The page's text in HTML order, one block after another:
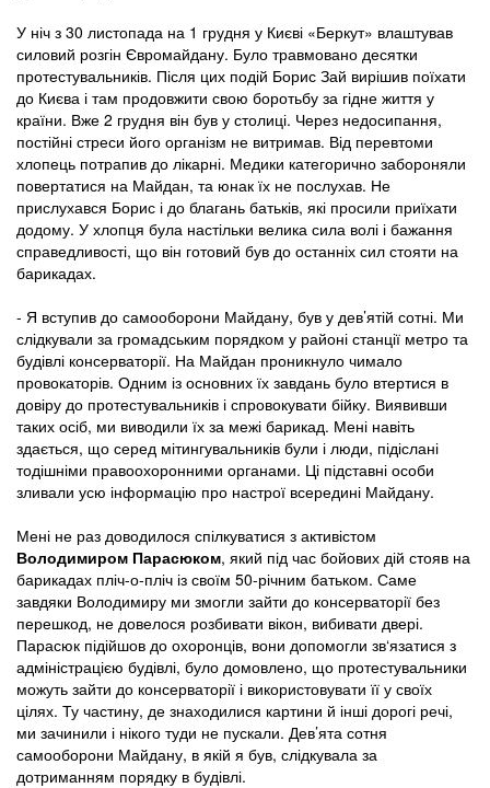
У ніч з 30 листопада на 1 грудня у Києві «Беркут» влаштував
силовий розгін Євромайдану. Було травмовано десятки
протестувальників. Після цих подій Борис Зай вирішив поїхати
до Києва і там продовжити свою боротьбу за гідне життя у
країни. Вже 2 грудня він був у столиці. Через недосипання,
постійні стреси його організм не витримав. Від перевтоми
хлопець потрапив до лікарні. Медики категорично забороняли
повертатися на Майдан, та юнак їх не послухав. Не
прислухався Борис і до благань батьків, які просили приїхати
додому. У хлопця була настільки велика сила волі і бажання
справедливості, що він готовий був до останніх сил стояти на
барикадах.
- Я вступив до самооборони Майдану, був у дев’ятій сотні. Ми
слідкували за громадським порядком у районі станції метро та
будівлі консерваторії. На Майдан проникнуло чимало
провокаторів. Одним із основних їх завдань було втертися в
довіру до протестувальників і спровокувати бійку. Виявивши
таких осіб, ми виводили їх за межі барикад. Мені навіть
здається, що серед мітингувальників були і люди, підіслані
тодішніми правоохоронними органами. Ці підставні особи
зливали усю інформацію про настрої всередині Майдану.
Мені не раз доводилося спілкуватися з активістом
Володимиром Парасюком, який під час бойових дій стояв на
барикадах пліч-о-пліч із своїм 50-річним батьком. Саме
завдяки Володимиру ми змогли зайти до консерваторії без
перешкод, не довелося розбивати вікон, вибивати двері.
Парасюк підійшов до охоронців, вони допомогли зв‘язатися з
адміністрацією будівлі, було домовлено, що протестувальники
можуть зайти до консерваторії і використовувати її у своїх
цілях. Ту частину, де знаходилися картини й інші дорогі речі,
ми зачинили і нікого туди не пускали. Дев’ята сотня
самооборони Майдану, в якій я був, слідкувала за
дотриманням порядку в будівлі.